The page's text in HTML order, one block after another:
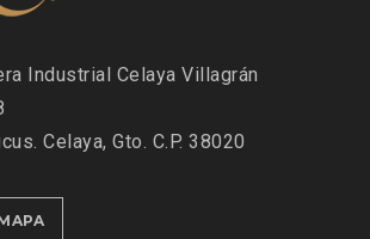
Industrial Celaya Villagrán
Celaya, Gto. C.P. 38020